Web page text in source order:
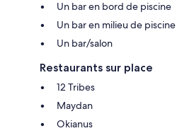
Un bar en bord de piscine
Un bar en milieu de piscine
Un bar/salon
Restaurants sur place
12 Tribes
Maydan
Okianus